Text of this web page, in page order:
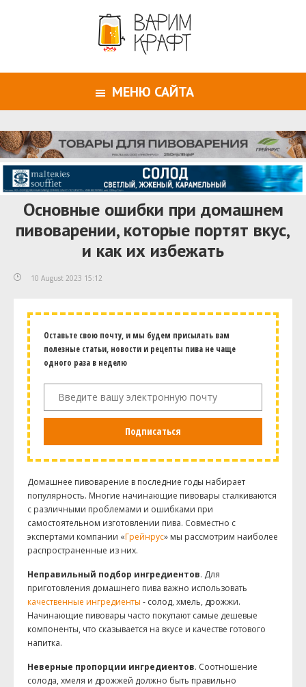
МЕНЮ САЙТА
Основные ошибки при домашнем
пивоварении, которые портят вкус,
и как их избежать
10 August 2023 15:12
Оставьте свою почту, и мы будем присылать вам
полезные статьи, новости и рецепты пива не чаще
одного раза в неделю
Подписаться
Домашнее пивоварение в последние годы набирает
популярность. Многие начинающие пивовары сталкиваются
с различными проблемами и ошибками при
самостоятельном изготовлении пива. Совместно с
экспертами компании «Грейнрус» мы рассмотрим наиболее
распространенные из них.
Неправильный подбор ингредиентов. Для
приготовления домашнего пива важно использовать
качественные ингредиенты - солод, хмель, дрожжи.
Начинающие пивовары часто покупают самые дешевые
компоненты, что сказывается на вкусе и качестве готового
напитка.
Неверные пропорции ингредиентов. Соотношение
солода, хмеля и дрожжей должно быть правильно